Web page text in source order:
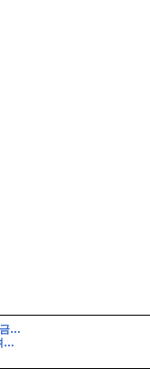
남양주시 진접읍 아파트경매 58평형(3억7천) 금곡리 해밀초등학교인근 신영지웰 10층 유찰2회 급매시세 남양주진접신영지웰아파트 부동산경매 매매
나는 solo 33기 충격 직장동료 평가 뜬 사람? 여자출연자 나이 직업